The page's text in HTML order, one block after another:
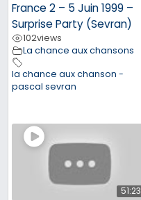
France 2 – 5 Juin 1999 –
Surprise Party (Sevran)
102views
La chance aux chansons
la chance aux chanson -
pascal sevran
51:23